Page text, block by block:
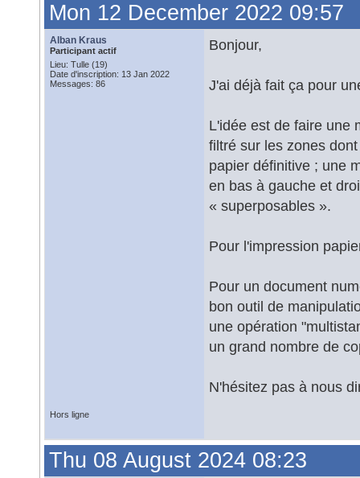
Mon 12 December 2022 09:57
Alban Kraus
Participant actif
Lieu: Tulle (19)
Date d'inscription: 13 Jan 2022
Messages: 86
Bonjour,
J'ai déjà fait ça pour
L'idée est de faire une
filtré sur les zones
papier définitive ; une
en bas à gauche et
« superposables ».
Pour l'impression
Pour un document
bon outil de
une opération
un grand nombre de
N'hésitez pas à nous
Hors ligne
Thu 08 August 2024 08:23